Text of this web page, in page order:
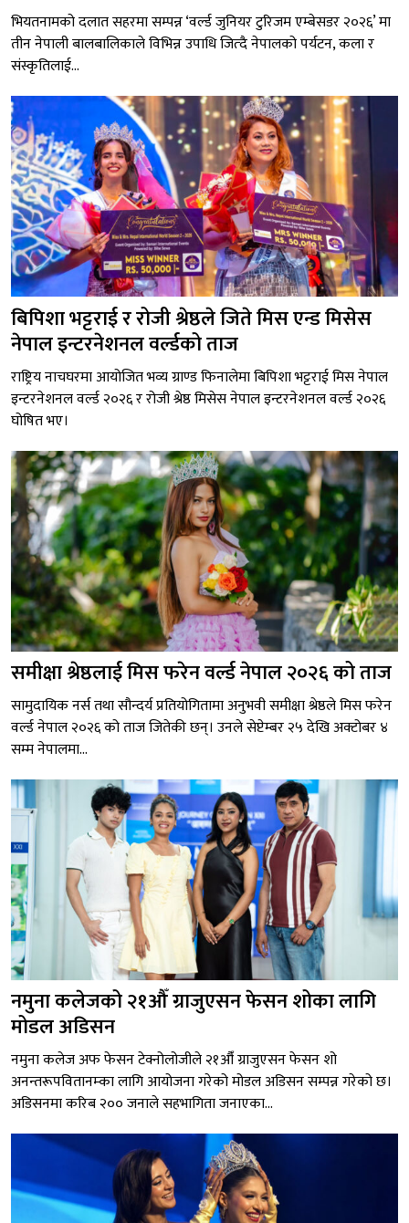
भियतनामको दलात सहरमा सम्पन्न ‘वर्ल्ड जुनियर टुरिजम एम्बेसडर २०२६’ मा
तीन नेपाली बालबालिकाले विभिन्न उपाधि जित्दै नेपालको पर्यटन, कला र
संस्कृतिलाई...
बिपिशा भट्टराई र रोजी श्रेष्ठले जिते मिस एन्ड मिसेस
नेपाल इन्टरनेशनल वर्ल्डको ताज
राष्ट्रिय नाचघरमा आयोजित भव्य ग्राण्ड फिनालेमा बिपिशा भट्टराई मिस नेपाल
इन्टरनेशनल वर्ल्ड २०२६ र रोजी श्रेष्ठ मिसेस नेपाल इन्टरनेशनल वर्ल्ड २०२६
घोषित भए।
समीक्षा श्रेष्ठलाई मिस फरेन वर्ल्ड नेपाल २०२६ को ताज
सामुदायिक नर्स तथा सौन्दर्य प्रतियोगितामा अनुभवी समीक्षा श्रेष्ठले मिस फरेन
वर्ल्ड नेपाल २०२६ को ताज जितेकी छन्। उनले सेप्टेम्बर २५ देखि अक्टोबर ४
सम्म नेपालमा...
नमुना कलेजको २१औँ ग्राजुएसन फेसन शोका लागि
मोडल अडिसन
नमुना कलेज अफ फेसन टेक्नोलोजीले २१औँ ग्राजुएसन फेसन शो
अनन्तरूपवितानम्का लागि आयोजना गरेको मोडल अडिसन सम्पन्न गरेको छ।
अडिसनमा करिब २०० जनाले सहभागिता जनाएका...